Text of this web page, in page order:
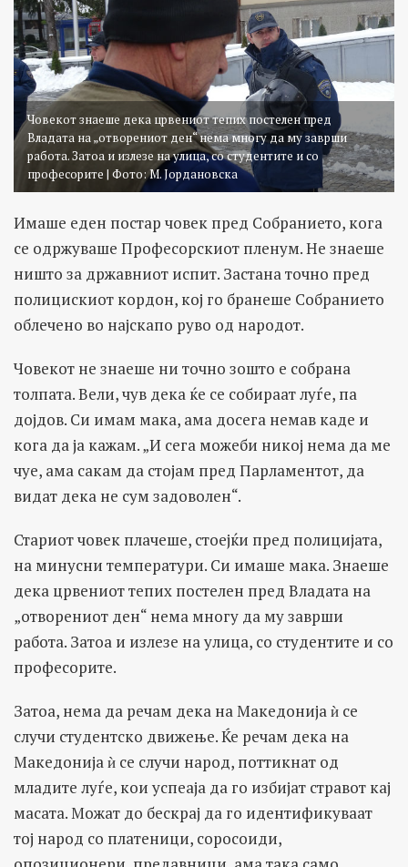
Човекот знаеше дека црвениот тепих постелен пред
Владата на „отворениот ден“ нема многу да му заврши
работа. Затоа и излезе на улица, со студентите и со
професорите | Фото: М. Јордановска
Имаше еден постар човек пред Собранието, кога
се одржуваше Професорскиот пленум. Не знаеше
ништо за државниот испит. Застана точно пред
полицискиот кордон, кој го бранеше Собранието
облечено во најскапо руво од народот.
Човекот не знаеше ни точно зошто е собрана
толпата. Вели, чув дека ќе се собираат луѓе, па
дојдов. Си имам мака, ама досега немав каде и
кога да ја кажам. „И сега можеби никој нема да ме
чуе, ама сакам да стојам пред Парламентот, да
видат дека не сум задоволен“.
Стариот човек плачеше, стоејќи пред полицијата,
на минусни температури. Си имаше мака. Знаеше
дека црвениот тепих постелен пред Владата на
„отворениот ден“ нема многу да му заврши
работа. Затоа и излезе на улица, со студентите и со
професорите.
Затоа, нема да речам дека на Македонија ѝ се
случи студентско движење. Ќе речам дека на
Македонија ѝ се случи народ, поттикнат од
младите луѓе, кои успеаја да го избијат стравот кај
масата. Можат до бескрај да го идентификуваат
тој народ со платеници, соросоиди,